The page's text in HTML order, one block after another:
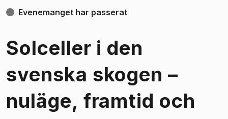
Evenemanget har passerat
Solceller i den
svenska skogen –
nuläge, framtid och